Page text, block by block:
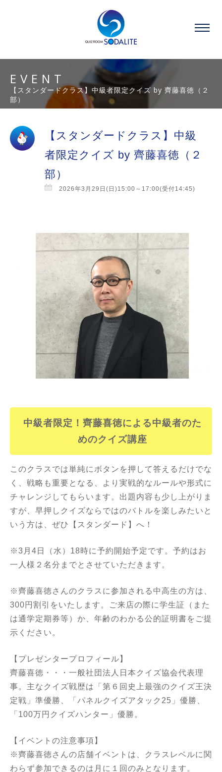
EVENT
【スタンダードクラス】中級者限定クイズ by 齊藤喜徳（２
部）
【スタンダードクラス】中級
者限定クイズ by 齊藤喜徳（２
部）
2026年3月29日(日)15:00～17:00(受付14:45)
中級者限定！齊藤喜徳による中級者のた
めのクイズ講座
このクラスでは単純にボタンを押して答えるだけでな
く、戦略も重要となる、より実戦的なルールや形式に
チャレンジしてもらいます。出題内容も少し上がりま
すが、早押しクイズならではのバトルを楽しみたいと
いう方は、ぜひ【スタンダード】へ！
※3月4日（水）18時に予約開始予定です。予約はお
一人様２名分までとさせていただきます。
※齊藤喜徳さんのクラスに参加される中高生の方は、
300円割引をいたします。ご来店の際に学生証（また
は通学定期券等）か、年齢のわかる公的証明書をご提
示ください。
【プレゼンタープロフィール】
齊藤喜徳・・・一般社団法人日本クイズ協会代表理
事。主なクイズ戦歴は「第６回史上最強のクイズ王決
定戦」準優勝、「パネルクイズアタック25」優勝、
「100万円クイズハンター」優勝。
【イベントの注意事項】
※齊藤喜徳さんの店舗イベントは、クラスレベルに関
わらず参加できるのは月に１回のみとなります。